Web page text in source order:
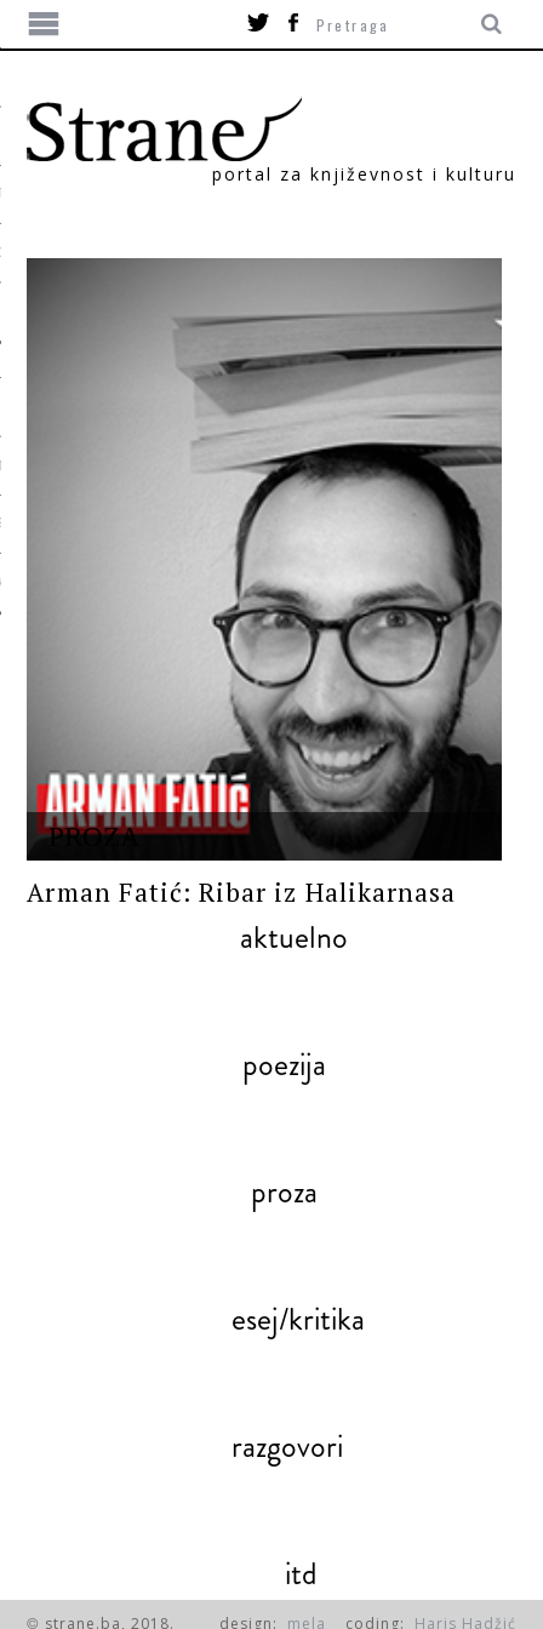
portal za književnost i kulturu
PROZA
Arman Fatić: Ribar iz Halikarnasa
aktuelno
poezija
proza
esej/kritika
razgovori
itd
© strane.ba, 2018. design: mela coding: Haris Hadžić